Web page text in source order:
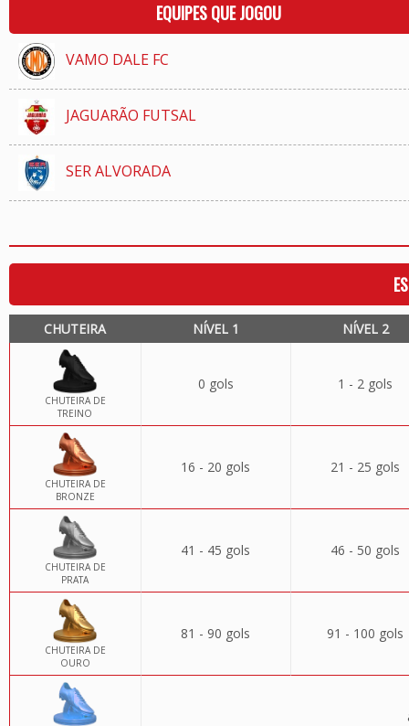
EQUIPES QUE JOGOU
VAMO DALE FC
JAGUARÃO FUTSAL
SER ALVORADA
CHUTEIRA NÍVEL 1 NÍVEL 2
CHUTEIRA DE
TREINO
0 gols 1 - 2 gols
CHUTEIRA DE
BRONZE
16 - 20 gols 21 - 25 gols
CHUTEIRA DE
PRATA
41 - 45 gols 46 - 50 gols
CHUTEIRA DE
OURO
81 - 90 gols 91 - 100 gols